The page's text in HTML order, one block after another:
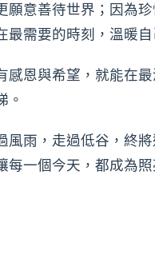
意善待世界；因為
需要的時刻，溫暖自
恩與希望，就能在
。
雨，走過低谷，終
一個今天，都成為照